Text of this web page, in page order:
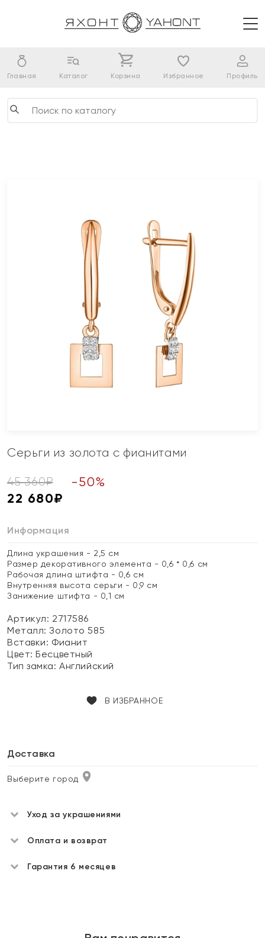
Главная Каталог Корзина Избранное Профиль
Серьги из золота с фианитами
45 360₽ -50%
22 680₽
Информация
Длина украшения - 2,5 см
Размер декоративного элемента - 0,6 * 0,6 см
Рабочая длина штифта - 0,6 см
Внутренняя высота серьги - 0,9 см
Занижение штифта - 0,1 см
Артикул: 2717586
Металл:Золото 585
Вставки: Фианит
Цвет:Бесцветный
Тип замка:Английский
В ИЗБРАННОЕ
Доставка
Выберите город
Уход за украшениями
Оплата и возврат
Гарантия 6 месяцев